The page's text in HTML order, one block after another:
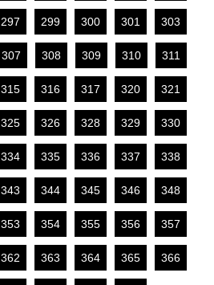
297 299 300 301 303
307 308 309 310 311
315 316 317 320 321
325 326 328 329 330
334 335 336 337 338
343 344 345 346 348
353 354 355 356 357
362 363 364 365 366